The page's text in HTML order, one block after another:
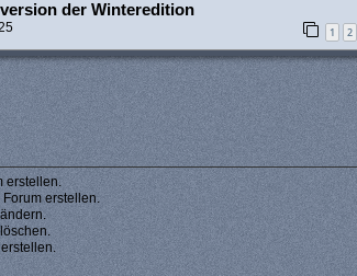
der Winteredition
1 2
erstellen.
erstellen.